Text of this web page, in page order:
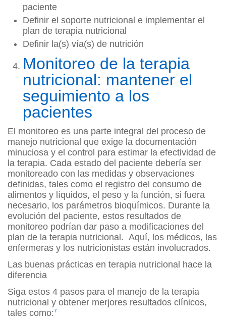
paciente
Definir el soporte nutricional e implementar el
plan de terapia nutricional
Definir la(s) vía(s) de nutrición
Monitoreo de la terapia
nutricional: mantener el
seguimiento a los
pacientes
El monitoreo es una parte integral del proceso de
manejo nutricional que exige la documentación
minuciosa y el control para estimar la efectividad de
la terapia. Cada estado del paciente debería ser
monitoreado con las medidas y observaciones
definidas, tales como el registro del consumo de
alimentos y líquidos, el peso y la función, si fuera
necesario, los parámetros bioquímicos. Durante la
evolución del paciente, estos resultados de
monitoreo podrían dar paso a modificaciones del
plan de la terapia nutricional. Aquí, los médicos, las
enfermeras y los nutricionistas están involucrados.
Las buenas prácticas en terapia nutricional hace la
diferencia
Siga estos 4 pasos para el manejo de la terapia
nutricional y obtener merjores resultados clínicos,
tales como:7